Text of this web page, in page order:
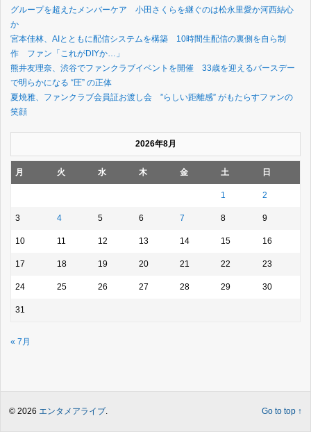
グループを超えたメンバーケア 小田さくらを継ぐのは松永里愛か河西結心
か
宮本佳林、AIとともに配信システムを構築 10時間生配信の裏側を自ら制
作 ファン「これがDIYか…」
熊井友理奈、渋谷でファンクラブイベントを開催 33歳を迎えるバースデー
で明らかになる “圧” の正体
夏焼雅、ファンクラブ会員証お渡し会 ”らしい距離感” がもたらすファンの
笑顔
2026年8月
月 火 水 木 金 土 日
1 2
3 4 5 6 7 8 9
10 11 12 13 14 15 16
17 18 19 20 21 22 23
24 25 26 27 28 29 30
31
« 7月
Go to top ↑
© 2026 エンタメアライブ.